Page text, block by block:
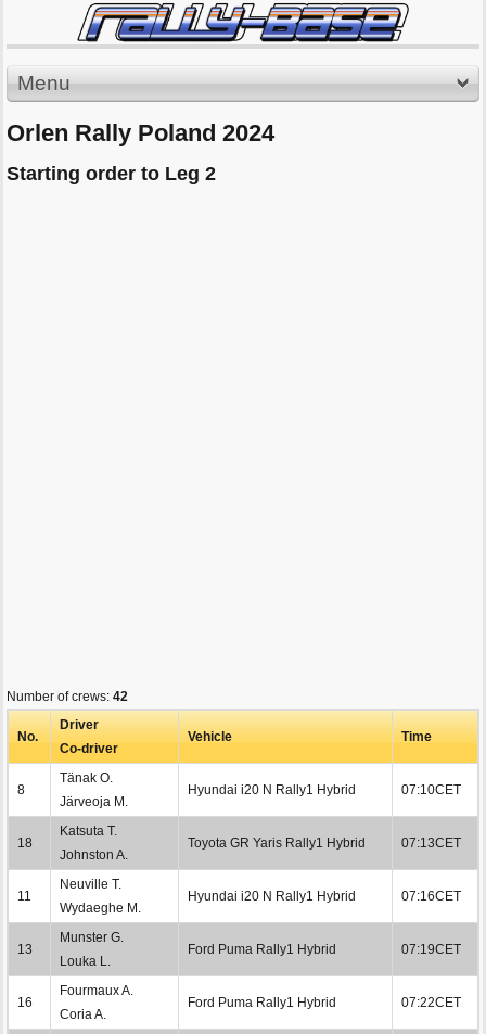
Menu
Orlen Rally Poland 2024
Starting order to Leg 2
Number of crews: 42
No.
Driver
Co-driver
Vehicle Time
8
Tänak O.
Järveoja M.
Hyundai i20 N Rally1 Hybrid 07:10CET
18
Katsuta T.
Johnston A.
Toyota GR Yaris Rally1 Hybrid 07:13CET
11
Neuville T.
Wydaeghe M.
Hyundai i20 N Rally1 Hybrid 07:16CET
13
Munster G.
Louka L.
Ford Puma Rally1 Hybrid 07:19CET
16
Fourmaux A.
Coria A.
Ford Puma Rally1 Hybrid 07:22CET